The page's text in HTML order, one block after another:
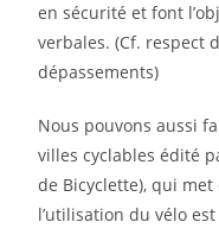
en sécurité et font
verbales. (Cf. respect
dépassements)
Nous pouvons aussi
villes cyclables édité
de Bicyclette), qui
l’utilisation du vélo